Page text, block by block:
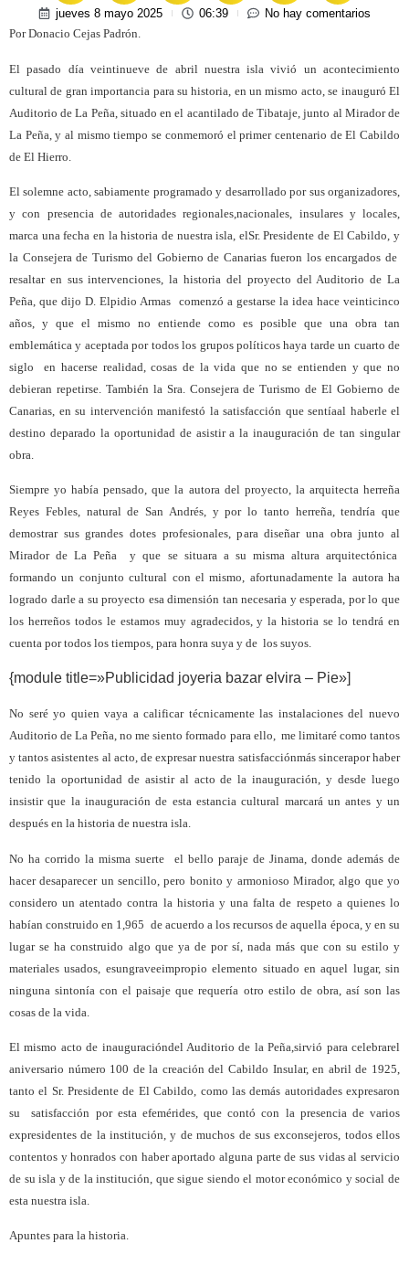
jueves 8 mayo 2025 06:39
No hay comentarios
Por Donacio Cejas Padrón.
El pasado día veintinueve de abril nuestra isla vivió un acontecimiento
cultural de gran importancia para su historia, en un mismo acto, se inauguró El
Auditorio de La Peña, situado en el acantilado de Tibataje, junto al Mirador de
La Peña, y al mismo tiempo se conmemoró el primer centenario de El Cabildo
de El Hierro.
El solemne acto, sabiamente programado y desarrollado por sus organizadores,
y con presencia de autoridades regionales,nacionales, insulares y locales,
marca una fecha en la historia de nuestra isla, elSr. Presidente de El Cabildo, y
la Consejera de Turismo del Gobierno de Canarias fueron los encargados de
resaltar en sus intervenciones, la historia del proyecto del Auditorio de La
Peña, que dijo D. Elpidio Armas comenzó a gestarse la idea hace veinticinco
años, y que el mismo no entiende como es posible que una obra tan
emblemática y aceptada por todos los grupos políticos haya tarde un cuarto de
siglo
en hacerse realidad, cosas de la vida que no se entienden y que no
debieran repetirse. También la Sra. Consejera de Turismo de El Gobierno de
Canarias, en su intervención manifestó la satisfacción que sentíaal haberle el
destino deparado la oportunidad de asistir a la inauguración de tan singular
obra.
Siempre yo había pensado, que la autora del proyecto, la arquitecta herreña
Reyes Febles, natural de San Andrés, y por lo tanto herreña, tendría que
demostrar sus grandes dotes profesionales, para diseñar una obra junto al
Mirador de La Peña
y que se situara a su misma altura arquitectónica
formando un conjunto cultural con el mismo, afortunadamente la autora ha
logrado darle a su proyecto esa dimensión tan necesaria y esperada, por lo que
los herreños todos le estamos muy agradecidos, y la historia se lo tendrá en
cuenta por todos los tiempos, para honra suya y de los suyos.
{module title=»Publicidad joyeria bazar elvira – Pie»]
No seré yo quien vaya a calificar técnicamente las instalaciones del nuevo
Auditorio de La Peña, no me siento formado para ello, me limitaré como tantos
y tantos asistentes al acto, de expresar nuestra satisfacciónmás sincerapor haber
tenido la oportunidad de asistir al acto de la inauguración, y desde luego
insistir que la inauguración de esta estancia cultural marcará un antes y un
después en la historia de nuestra isla.
No ha corrido la misma suerte
el bello paraje de Jinama, donde además de
hacer desaparecer un sencillo, pero bonito y armonioso Mirador, algo que yo
considero un atentado contra la historia y una falta de respeto a quienes lo
habían construido en 1,965 de acuerdo a los recursos de aquella época, y en su
lugar se ha construido algo que ya de por sí, nada más que con su estilo y
materiales usados, esungraveeimpropio elemento situado en aquel lugar, sin
ninguna sintonía con el paisaje que requería otro estilo de obra, así son las
cosas de la vida.
El mismo acto de inauguracióndel Auditorio de la Peña,sirvió para celebrarel
aniversario número 100 de la creación del Cabildo Insular, en abril de 1925,
tanto el Sr. Presidente de El Cabildo, como las demás autoridades expresaron
su
satisfacción por esta efemérides, que contó con la presencia de varios
expresidentes de la institución, y de muchos de sus exconsejeros, todos ellos
contentos y honrados con haber aportado alguna parte de sus vidas al servicio
de su isla y de la institución, que sigue siendo el motor económico y social de
esta nuestra isla.
Apuntes para la historia.